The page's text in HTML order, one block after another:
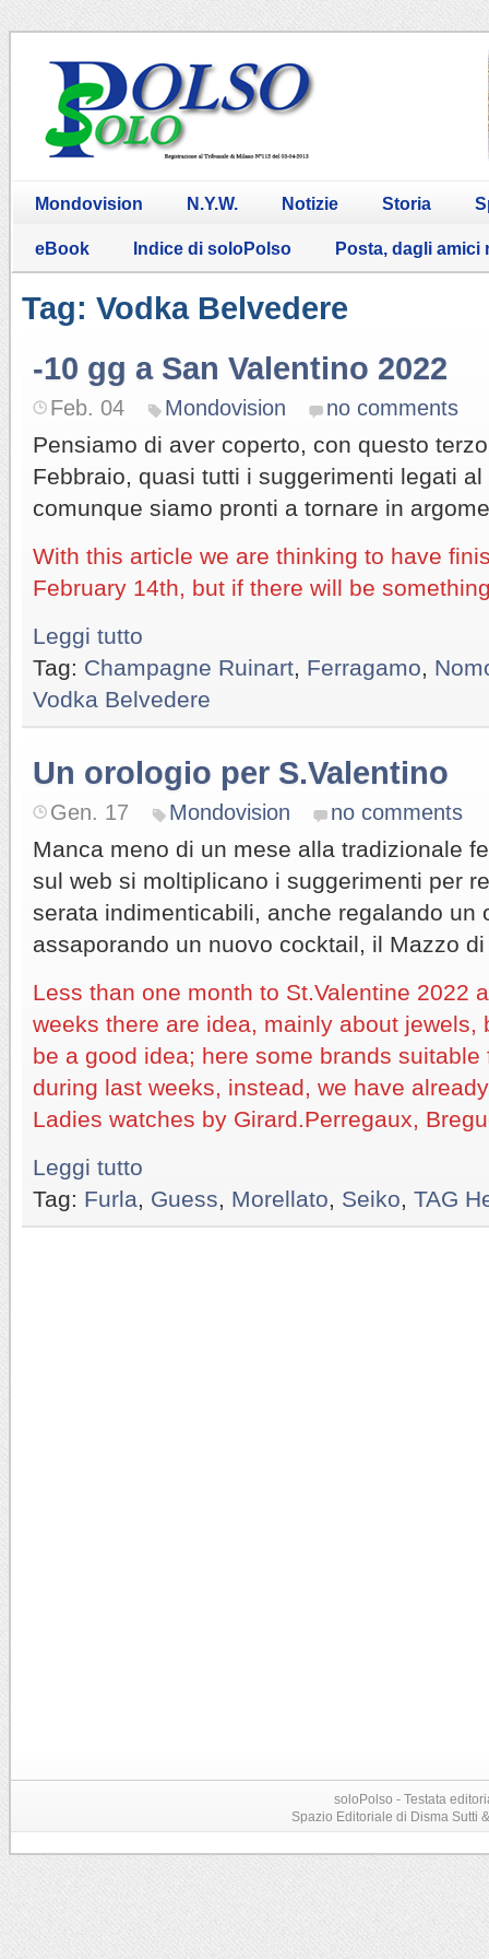
Mondovision N.Y.W. Notizie Storia
eBook Indice di soloPolso Posta, dagli amici
Tag: Vodka Belvedere
-10 gg a San Valentino 2022
Feb. 04 Mondovision no comments
Pensiamo di aver coperto, con questo
Febbraio, quasi tutti i suggerimenti legati
comunque siamo pronti a tornare in
With this article we are thinking to have
February 14th, but if there will be
Leggi tutto
Tag: Champagne Ruinart Ferragamo
Vodka Belvedere
Un orologio per S.Valentino
Gen. 17 Mondovision no comments
Manca meno di un mese alla tradizionale
sul web si moltiplicano i suggerimenti per
serata indimenticabili, anche regalando un
assaporando un nuovo cocktail, il Mazzo di
Less than one month to St.Valentine 2022
weeks there are idea, mainly about jewels,
be a good idea; here some brands
during last weeks, instead, we have
Ladies watches by Girard.Perregaux,
Leggi tutto
Tag: Furla Guess Morellato Seiko TAG
soloPolso - Testata
Spazio Editoriale di Disma Sutti